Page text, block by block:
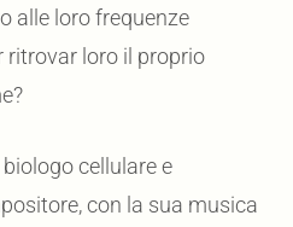
alle loro frequenze
ritrovar loro il proprio
cellulare e
con la sua musica